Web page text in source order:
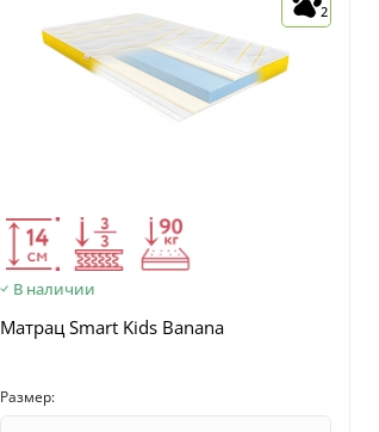
2
В наличии
Матрац Smart Kids Banana
Размер: